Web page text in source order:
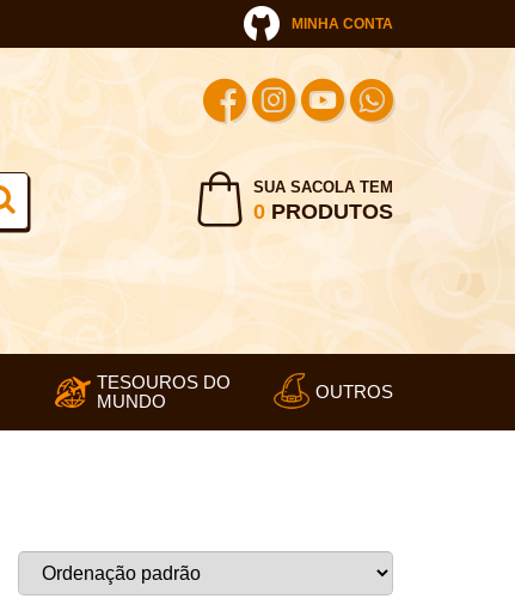
MINHA CONTA
SUA SACOLA TEM
0PRODUTOS
TESOUROS DO
MUNDO
OUTROS